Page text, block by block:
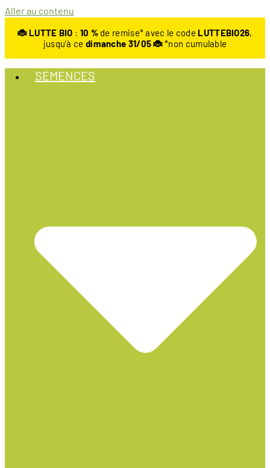
Aller au contenu
🐞 LUTTE BIO : 10 %de remise* avec le code LUTTEBIO26,
jusqu’à ce dimanche 31/05 🐞*non cumulable
SEMENCES